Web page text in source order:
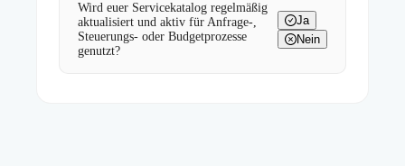
Wird euer Servicekatalog regelmäßig
aktualisiert und aktiv für Anfrage-,
Steuerungs- oder Budgetprozesse
genutzt?
Ja
Nein